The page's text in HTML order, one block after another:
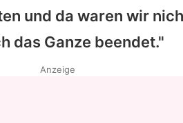
und da waren wir
das Ganze beendet."
Anzeige